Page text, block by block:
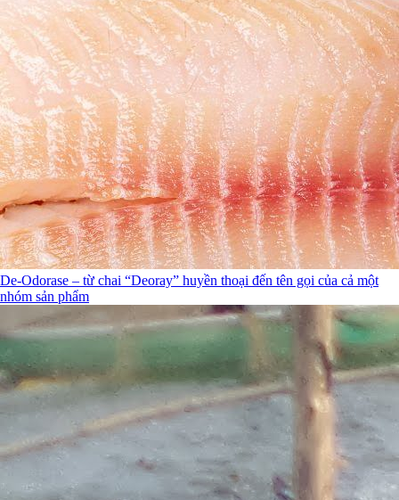
De-Odorase – từ chai “Deoray” huyền thoại đến tên gọi của cả một
nhóm sản phẩm